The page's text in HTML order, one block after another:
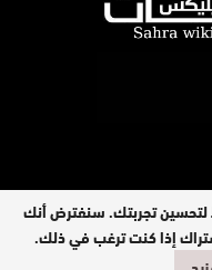
لتحسين تجربتك. سنفترض أنك
إذا كنت ترغب في ذلك.